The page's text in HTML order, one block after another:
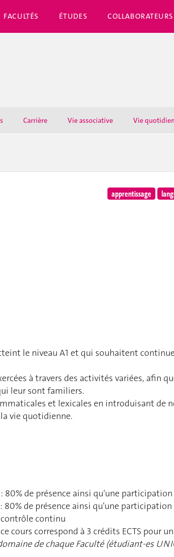
FACULTÉS ÉTUDES COLLABORATEURS
Carrière Vie associative Vie
apprentissage
le niveau A1 et qui souhaitent
à travers des activités variées, afin
leur sont familiers.
et lexicales en introduisant
vie quotidienne.
80% de présence ainsi qu'une
80% de présence ainsi qu'une
continu
cours correspond à 3 crédits ECTS pour
de chaque Faculté (étudiant-es